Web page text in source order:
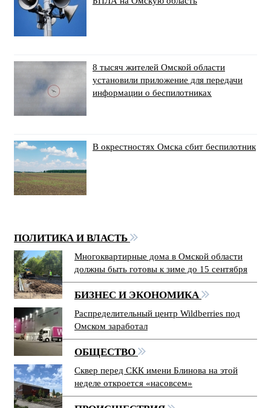
8 тысяч жителей Омской области
установили приложение для передачи
информации о беспилотниках
В окрестностях Омска сбит беспилотник
ПОЛИТИКА И ВЛАСТЬ
Многоквартирные дома в Омской области
должны быть готовы к зиме до 15 сентября
БИЗНЕС И ЭКОНОМИКА
Распределительный центр Wildberries под
Омском заработал
ОБЩЕСТВО
Сквер перед СКК имени Блинова на этой
неделе откроется «насовсем»